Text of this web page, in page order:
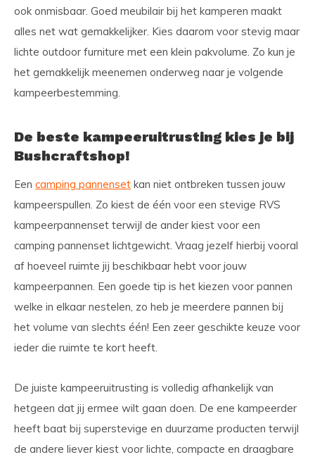
ook onmisbaar. Goed meubilair bij het kamperen maakt
alles net wat gemakkelijker. Kies daarom voor stevig maar
lichte outdoor furniture met een klein pakvolume. Zo kun je
het gemakkelijk meenemen onderweg naar je volgende
kampeerbestemming.
De beste kampeeruitrusting kies je bij
Bushcraftshop!
Een camping pannenset kan niet ontbreken tussen jouw
kampeerspullen. Zo kiest de één voor een stevige RVS
kampeerpannenset terwijl de ander kiest voor een
camping pannenset lichtgewicht. Vraag jezelf hierbij vooral
af hoeveel ruimte jij beschikbaar hebt voor jouw
kampeerpannen. Een goede tip is het kiezen voor pannen
welke in elkaar nestelen, zo heb je meerdere pannen bij
het volume van slechts één! Een zeer geschikte keuze voor
ieder die ruimte te kort heeft.
De juiste kampeeruitrusting is volledig afhankelijk van
hetgeen dat jij ermee wilt gaan doen. De ene kampeerder
heeft baat bij superstevige en duurzame producten terwijl
de andere liever kiest voor lichte, compacte en draagbare